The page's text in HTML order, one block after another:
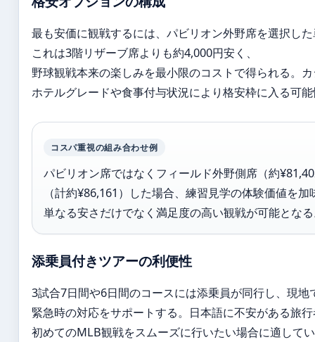
最も安価に観戦するには、パビリオン外野席を選択し
これは3階リザーブ席よりも約4,000円安く、
野球観戦本来の楽しみを最小限のコストで得られる。
ホテルグレードや食事付与状況により格安枠に入る可
コスパ重視の組み合わせ例
パビリオン席ではなくフィールド外野側席（約
（計約¥86,161）した場合、練習見学の体験価値を加
単なる安さだけでなく満足度の高い観戦が可能とな
添乗員付きツアーの利便性
3試合7日間や6日間のコースには添乗員が同行し、現地
緊急時の対応をサポートする。日本語に不安がある旅
初めてのMLB観戦をスムーズに行いたい場合に適して